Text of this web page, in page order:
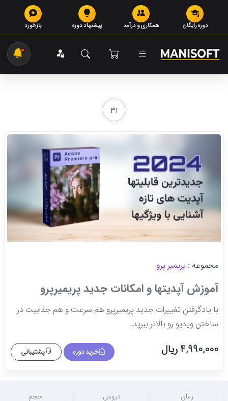
دوره رایگان همکاری و درآمد پیشنهاد دوره بازخورد
31
مجموعه : پریمیر پرو
آموزش آپدیتها و امکانات جدید پریمیرپرو
با یادگرفتن تغییرات جدید پریمیرپرو هم سرعت و هم جذابیت در
ساختن ویدیو رو بالاتر ببرید.
4,990,000 ریال خرید دوره پشتیبانی
زمان دروس حجم